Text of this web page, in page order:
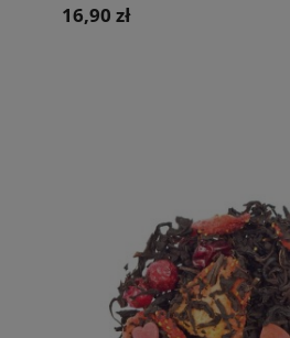
16,90 zł